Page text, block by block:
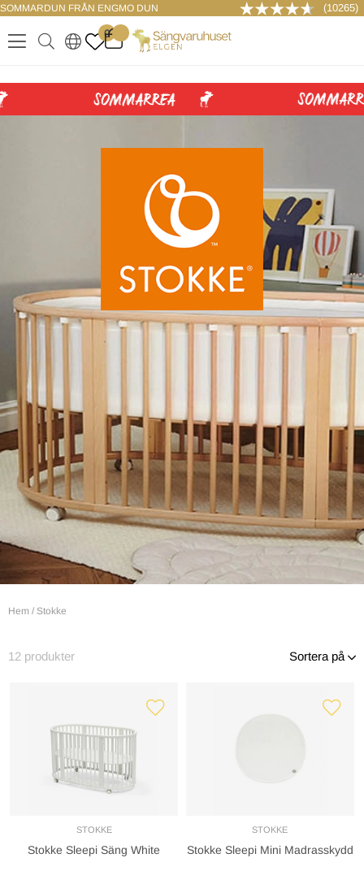
SOMMARDUN FRÅN ENGMO DUN (10265)
.
0
. ..
LOGGA IN
Hem / Stokke
12 produkter Sortera på
STOKKE
Stokke Sleepi Säng White
STOKKE
Stokke Sleepi Mini Madrasskydd